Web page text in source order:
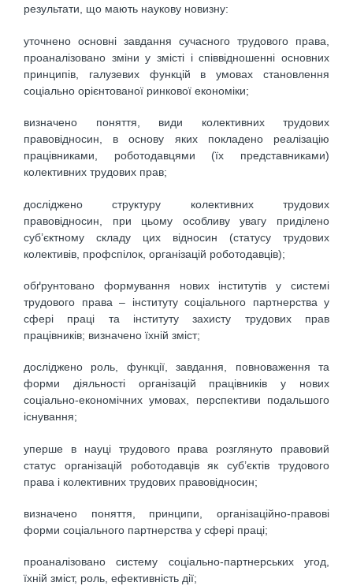
результати, що мають наукову новизну:
уточнено основні завдання сучасного трудового права,
проаналізовано зміни у змісті і співвідношенні основних
принципів, галузевих функцій в умовах становлення
соціально орієнтованої ринкової економіки;
визначено поняття, види колективних трудових
правовідносин, в основу яких покладено реалізацію
працівниками, роботодавцями (їх представниками)
колективних трудових прав;
досліджено структуру колективних трудових
правовідносин, при цьому особливу увагу приділено
суб’єктному складу цих відносин (статусу трудових
колективів, профспілок, організацій роботодавців);
обґрунтовано формування нових інститутів у системі
трудового права – інституту соціального партнерства у
сфері праці та інституту захисту трудових прав
працівників; визначено їхній зміст;
досліджено роль, функції, завдання, повноваження та
форми діяльності організацій працівників у нових
соціально-економічних умовах, перспективи подальшого
існування;
уперше в науці трудового права розглянуто правовий
статус організацій роботодавців як суб’єктів трудового
права і колективних трудових правовідносин;
визначено поняття, принципи, організаційно-правові
форми соціального партнерства у сфері праці;
проаналізовано систему соціально-партнерських угод,
їхній зміст, роль, ефективність дії;